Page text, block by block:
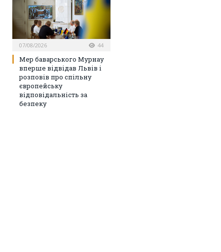
07/08/2026 44
Мер баварського Мурнау
вперше відвідав Львів і
розповів про спільну
європейську
відповідальність за
безпеку